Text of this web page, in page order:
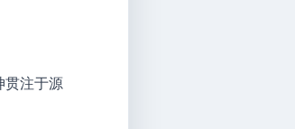
贯注于源